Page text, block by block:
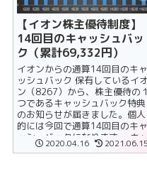
【イオン株主優待制度】
14回目のキャッシュバッ
ク（累計69,332円）
イオンからの通算14回目のキャ
ッシュバック 保有しているイオ
ン（8267）から、株主優待の１
つであるキャッシュバック特典
のお知らせが届きました。個人
的には今回で通算14回目のキャ
ッシュバックになります。 キャ
ッシュバックの金額 保......
2020.04.16 2021.06.15